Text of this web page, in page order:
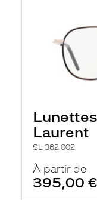
Laurent
SL 362 002
À partir de
395,00 €